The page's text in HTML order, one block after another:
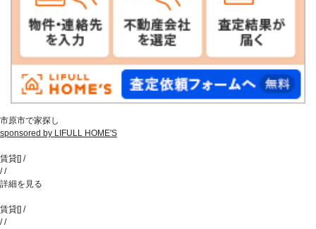
市原市で家探し
sponsored by LIFULL HOME'S
賃貸[] /
//
詳細を見る
賃貸[] /
//